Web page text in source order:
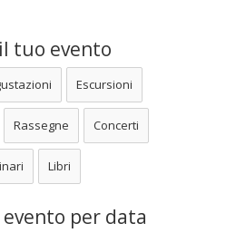
tuo evento
Escursioni
Rassegne Concerti
Libri
evento per data